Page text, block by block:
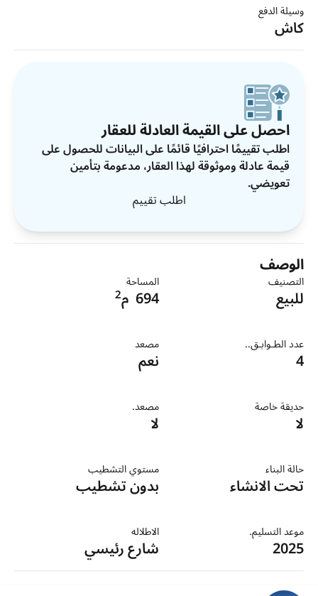
وسيلة الدفع
كاش
احصل على القيمة العادلة للعقار
اطلب تقييمًا احترافيًا قائمًا على البيانات للحصول على
قيمة عادلة وموثوقة لهذا العقار، مدعومة بتأمين
تعويضي.
اطلب تقييم
الوصف
التصنيف
للبيع
المساحة
694 م2
عدد الطـوابـق..
4
مصعد
نعم
حديقة خاصة
لا
مصعد.
لا
حالة البناء
تحت الانشاء
مستوي التشطيب
بدون تشطيب
موعد التسليم.
2025
الاطلاله
شارع رئيسي